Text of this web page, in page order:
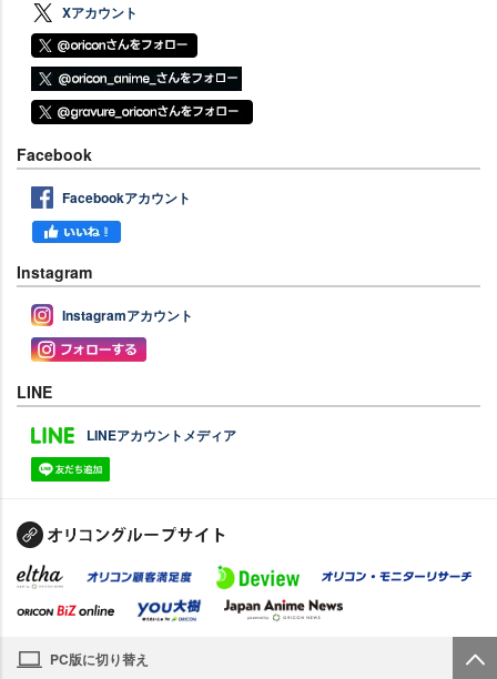
Xアカウント
Facebook
Facebookアカウント
Instagram
Instagramアカウント
LINE
LINEアカウントメディア
PC版に切り替え